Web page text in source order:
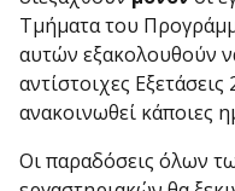
Τμήματα του
αυτών εξακολουθούν
αντίστοιχες
ανακοινωθεί κάποιες
Οι παραδόσεις όλων